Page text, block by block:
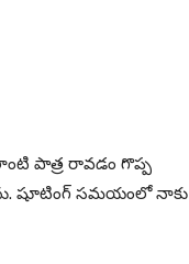
పాత్ర రావడం గొప్ప
షూటింగ్ సమయంలో నాకు